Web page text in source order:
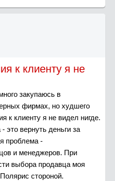
к клиенту я не
закупаюсь в
фирмах, но худшего
к клиенту я не видел нигде.
вернуть деньги за
проблема -
и менеджеров. При
выбора продавца моя
стороной.